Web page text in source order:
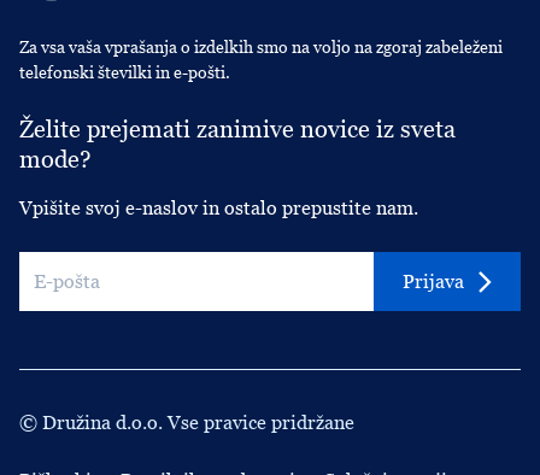
Za vsa vaša vprašanja o izdelkih smo na voljo na zgoraj zabeleženi
telefonski številki in e-pošti.
Želite prejemati zanimive novice iz sveta
mode?
Vpišite svoj e-naslov in ostalo prepustite nam.
Prijava
© Družina d.o.o. Vse pravice pridržane